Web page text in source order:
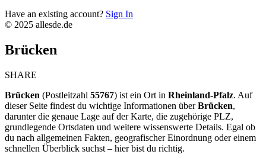
Have an existing account? Sign In
© 2025 allesde.de
Brücken
SHARE
Brücken (Postleitzahl 55767) ist ein Ort in Rheinland-Pfalz. Auf
dieser Seite findest du wichtige Informationen überBrücken,
darunter die genaue Lage auf der Karte, die zugehörige PLZ,
grundlegende Ortsdaten und weitere wissenswerte Details. Egal ob
du nach allgemeinen Fakten, geografischer Einordnung oder einem
schnellen Überblick suchst – hier bist du richtig.